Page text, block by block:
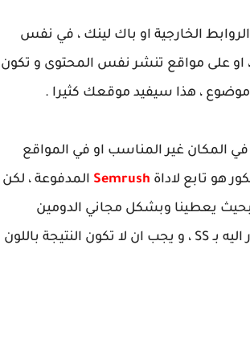
الخارجية او باك لينك ، في نفس
، او على مواقع تنشر نفس المحتوى و تكون
المكان غير المناسب او في المواقع
هو تابع لاداة Semrush المدفوعة ، لكن
يعطينا وبشكل مجاني الدومين
اثوريت و البيج اوثوريتي ، و عديد المعلومات مع السبام سكور المشار اليه بـ SS ، و يجب ان لا تكون النتيجة باللون